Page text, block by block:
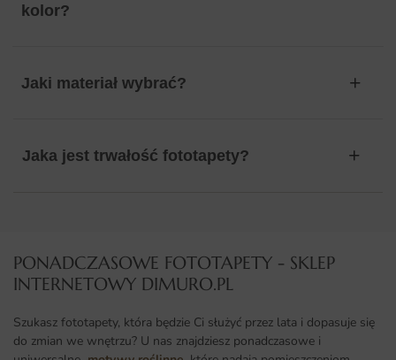
kolor?
Jaki materiał wybrać?
Jaka jest trwałość fototapety?
PONADCZASOWE FOTOTAPETY - SKLEP
INTERNETOWY DIMURO.PL​
Szukasz fototapety, która będzie Ci służyć przez lata i dopasuje się
do zmian we wnętrzu? U nas znajdziesz ponadczasowe i